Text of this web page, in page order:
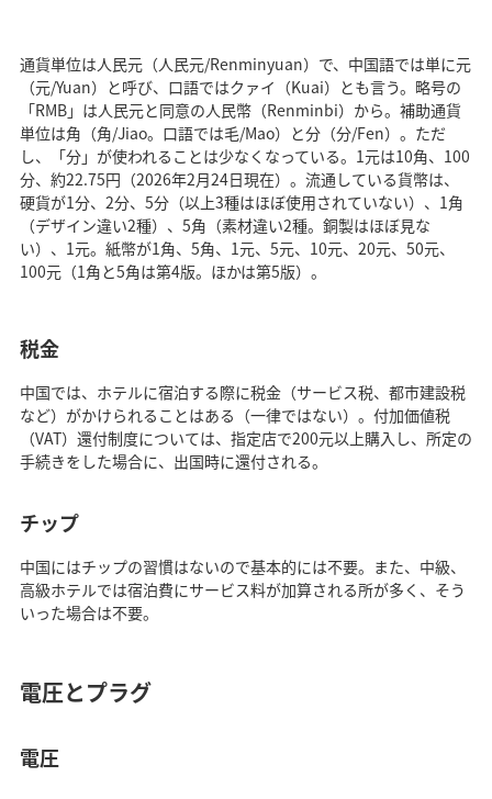
通貨単位は人民元（人民元/Renminyuan）で、中国語では単に元
（元/Yuan）と呼び、口語ではクァイ（Kuai）とも言う。略号の
「RMB」は人民元と同意の人民幣（Renminbi）から。補助通貨
単位は角（角/Jiao。口語では毛/Mao）と分（分/Fen）。ただ
し、「分」が使われることは少なくなっている。1元は10角、100
分、約22.75円（2026年2月24日現在）。流通している貨幣は、
硬貨が1分、2分、5分（以上3種はほぼ使用されていない）、1角
（デザイン違い2種）、5角（素材違い2種。銅製はほぼ見な
い）、1元。紙幣が1角、5角、1元、5元、10元、20元、50元、
100元（1角と5角は第4版。ほかは第5版）。
税金
中国では、ホテルに宿泊する際に税金（サービス税、都市建設税
など）がかけられることはある（一律ではない）。付加価値税
（VAT）還付制度については、指定店で200元以上購入し、所定の
手続きをした場合に、出国時に還付される。
チップ
中国にはチップの習慣はないので基本的には不要。また、中級、
高級ホテルでは宿泊費にサービス料が加算される所が多く、そう
いった場合は不要。
電圧とプラグ
電圧